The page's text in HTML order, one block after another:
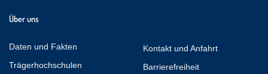
Über uns
Daten und Fakten
Trägerhochschulen
Kontakt und Anfahrt
Barrierefreiheit